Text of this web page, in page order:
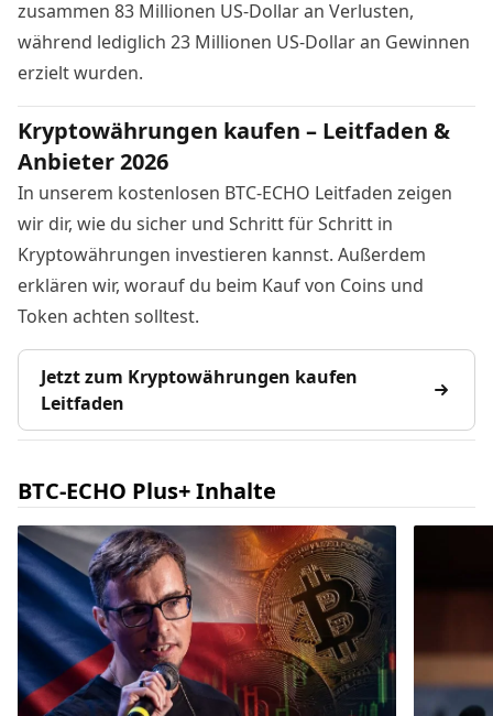
zusammen 83 Millionen US-Dollar an Verlusten,
während lediglich 23 Millionen US-Dollar an Gewinnen
erzielt wurden.
Kryptowährungen kaufen – Leitfaden &
Anbieter 2026
In unserem kostenlosen BTC-ECHO Leitfaden zeigen
wir dir, wie du sicher und Schritt für Schritt in
Kryptowährungen investieren kannst. Außerdem
erklären wir, worauf du beim Kauf von Coins und
Token achten solltest.
Jetzt zum Kryptowährungen kaufen
Leitfaden
BTC-ECHO Plus+ Inhalte